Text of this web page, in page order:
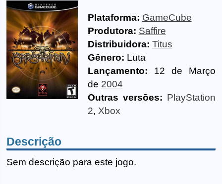
Plataforma: GameCube
Produtora: Saffire
Distribuidora: Titus
Gênero: Luta
Lançamento: 12 de Março
de 2004
Outras versões: PlayStation
2, Xbox
Descrição
Sem descrição para este jogo.